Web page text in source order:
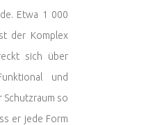
Etwa 1 000
der Komplex
sich über
und
Schutzraum so
er jede Form